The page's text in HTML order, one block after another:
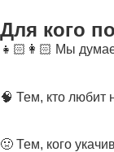
Для кого
👧🏻👩🏻 Мы
🧠 Тем, кто любит
🤢 Тем, кого